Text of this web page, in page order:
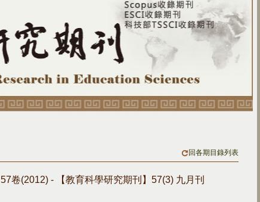
回各期目錄列表
57卷(2012) - 【教育科學研究期刊】57(3) 九月刊